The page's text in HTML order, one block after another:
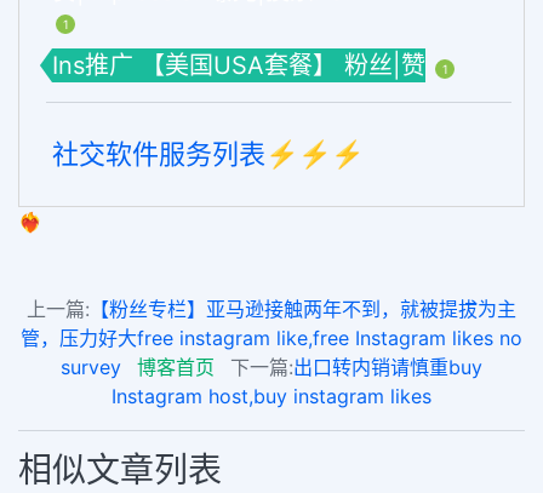
1
Ins推广 【美国USA套餐】 粉丝|赞 1
社交软件服务列表⚡️⚡️⚡️
❤️‍🔥
上一篇: 【粉丝专栏】亚马逊接触两年不到，就被提拔为主
管，压力好大free instagram like,free Instagram likes no
survey
博客首页 下一篇:出口转内销请慎重buy
Instagram host,buy instagram likes
相似文章列表